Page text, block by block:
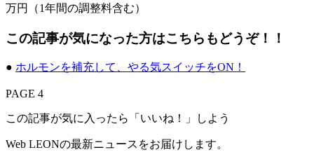
万円（1年間の調整料含む）
この記事が気になった方はこちらもどうぞ！！
● ホルモンを補充して、やる気スイッチをON！
PAGE 4
この記事が気に入ったら「いいね！」しよう
Web LEONの最新ニュースをお届けします。